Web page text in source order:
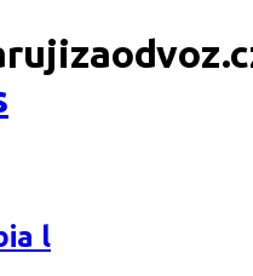
l